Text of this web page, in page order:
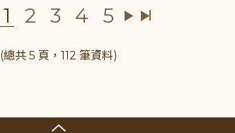
1 2 3 4 5
(總共 5 頁，112 筆資料)